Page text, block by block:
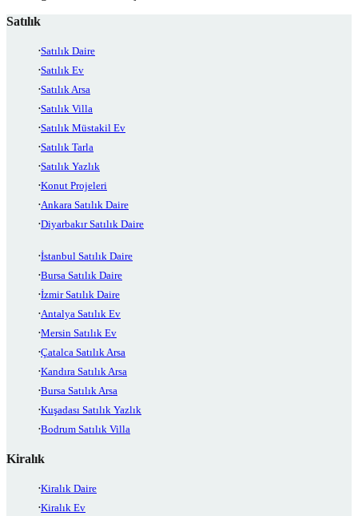
Satılık
Satılık Daire
Satılık Ev
Satılık Arsa
Satılık Villa
Satılık Müstakil Ev
Satılık Tarla
Satılık Yazlık
Konut Projeleri
Ankara Satılık Daire
Diyarbakır Satılık Daire
İstanbul Satılık Daire
Bursa Satılık Daire
İzmir Satılık Daire
Antalya Satılık Ev
Mersin Satılık Ev
Çatalca Satılık Arsa
Kandıra Satılık Arsa
Bursa Satılık Arsa
Kuşadası Satılık Yazlık
Bodrum Satılık Villa
Kiralık
Kiralık Daire
Kiralık Ev